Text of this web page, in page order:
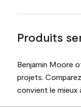
Produits
Benjamin Moore
projets.
convient le mieux